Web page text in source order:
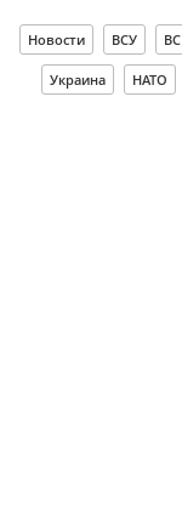
Новости ВСУ
Украина НАТО